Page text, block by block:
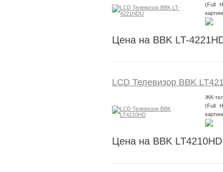
(Full
Цена на BBK LT-
LCD Телевизор BBK
ЖК-
(Full
Цена на BBK